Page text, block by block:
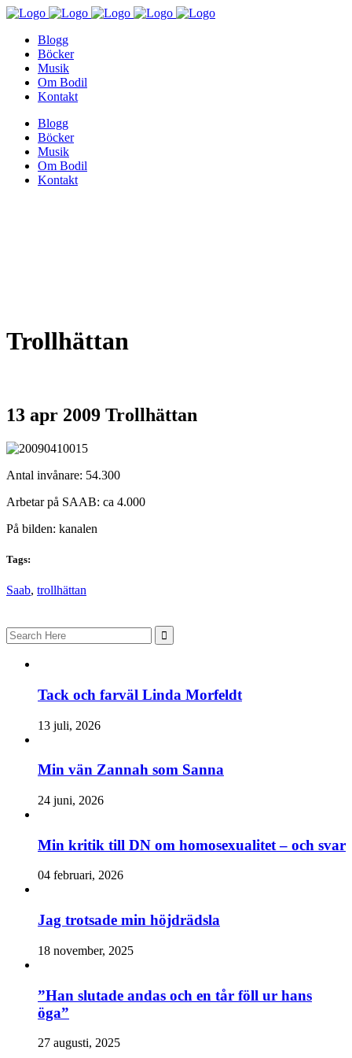
Blogg
Böcker
Musik
Om Bodil
Kontakt
Blogg
Böcker
Musik
Om Bodil
Kontakt
Trollhättan
13 apr 2009 Trollhättan
Antal invånare: 54.300
Arbetar på SAAB: ca 4.000
På bilden: kanalen
Tags:
Saab, trollhättan
Search
for:
Tack och farväl Linda Morfeldt
13 juli, 2026
Min vän Zannah som Sanna
24 juni, 2026
Min kritik till DN om homosexualitet – och svar
04 februari, 2026
Jag trotsade min höjdrädsla
18 november, 2025
”Han slutade andas och en tår föll ur hans
öga”
27 augusti, 2025